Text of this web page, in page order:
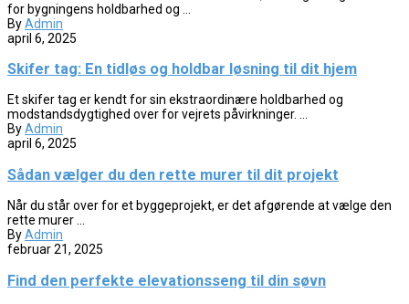
for bygningens holdbarhed og ...
ByAdmin
april 6, 2025
Skifer tag: En tidløs og holdbar løsning til dit hjem
Et skifer tag er kendt for sin ekstraordinære holdbarhed og
modstandsdygtighed over for vejrets påvirkninger. ...
ByAdmin
april 6, 2025
Sådan vælger du den rette murer til dit projekt
Når du står over for et byggeprojekt, er det afgørende at vælge den
rette murer ...
ByAdmin
februar 21, 2025
Find den perfekte elevationsseng til din søvn